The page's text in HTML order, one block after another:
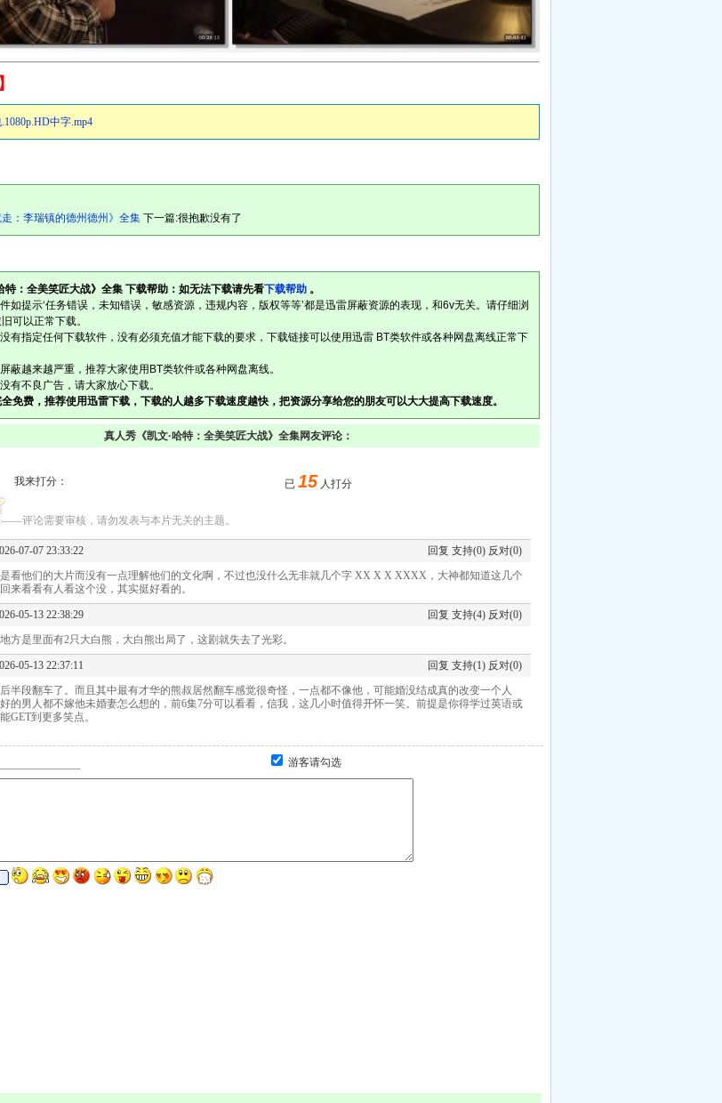
中字.mp4
：李瑞镇的德州德州》全集 下一篇:很抱歉没有了
特：全美笑匠大战》全集 下载帮助：如无法下载请先看下载帮助 。
如提示‘任务错误，未知错误，敏感资源，违规内容，版权等等’都是迅雷屏蔽资源的表现，和6v无关。请仔细浏
可以正常下载。
有指定任何下载软件，没有必须充值才能下载的要求，下载链接可以使用迅雷 BT类软件或各种网盘离线正常下
蔽越来越严重，推荐大家使用BT类软件或各种网盘离线。
有不良广告，请大家放心下载。
免费，推荐使用迅雷下载，下载的人越多下载速度越快，把资源分享给您的朋友可以大大提高下载速度。
真人秀《凯文·哈特：全美笑匠大战》全集网友评论：